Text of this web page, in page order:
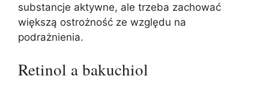
substancje aktywne, ale trzeba zachować
większą ostrożność ze względu na
podrażnienia.
Retinol a bakuchiol